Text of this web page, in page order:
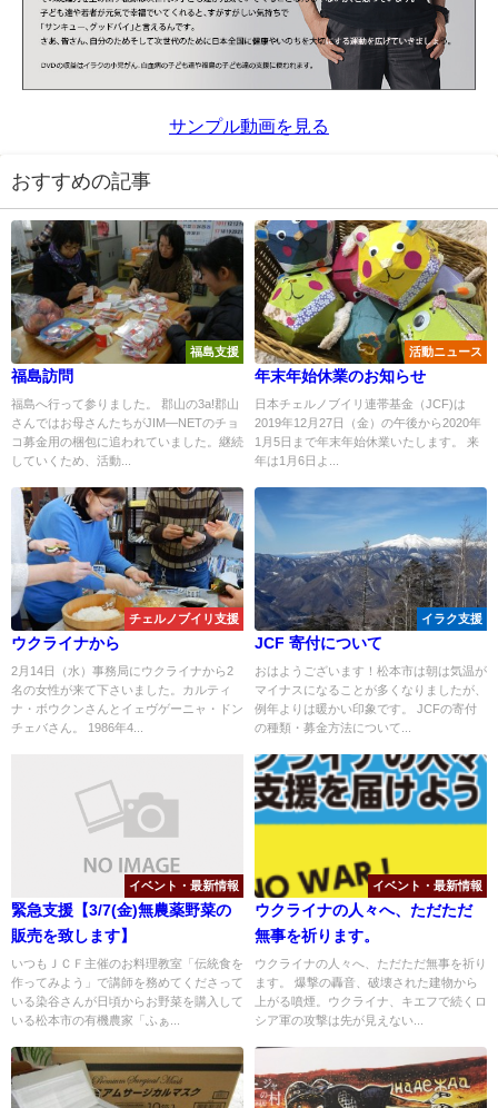
サンプル動画を見る
おすすめの記事
福島支援
福島訪問
福島へ行って参りました。 郡山の3a!郡山
さんではお母さんたちがJIM―NETのチョ
コ募金用の梱包に追われていました。継続
していくため、活動...
活動ニュース
年末年始休業のお知らせ
日本チェルノブイリ連帯基金（JCF)は
2019年12月27日（金）の午後から2020年
1月5日まで年末年始休業いたします。 来
年は1月6日よ...
チェルノブイリ支援
ウクライナから
2月14日（水）事務局にウクライナから2
名の女性が来て下さいました。カルティ
ナ・ボウクンさんとイェヴゲーニャ・ドン
チェバさん。 1986年4...
イラク支援
JCF 寄付について
おはようございます！松本市は朝は気温が
マイナスになることが多くなりましたが、
例年よりは暖かい印象です。 JCFの寄付
の種類・募金方法について...
イベント・最新情報
緊急支援【3/7(金)無農薬野菜の
販売を致します】
いつもＪＣＦ主催のお料理教室「伝統食を
作ってみよう」で講師を務めてくださって
いる染谷さんが日頃からお野菜を購入して
いる松本市の有機農家「ふぁ...
イベント・最新情報
ウクライナの人々へ、ただただ
無事を祈ります。
ウクライナの人々へ、ただただ無事を祈り
ます。 爆撃の轟音、破壊された建物から
上がる噴煙。ウクライナ、キエフで続くロ
シア軍の攻撃は先が見えない...